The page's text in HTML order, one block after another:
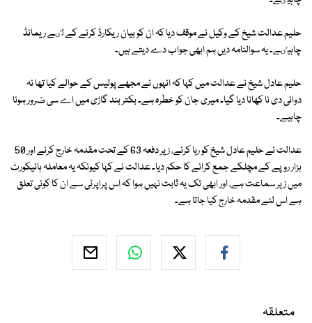
حلیم عدالت شیخ کے وکیل نے موقف دیا کہ ان کو بیان ریکارڈ کرنے کے لٸے ریمانڈ
چاہیٸے۔ یہ سوالنامہ دیں ہم ابھی جواب دے دیتے ہیں۔
حلیم عادل شیخ نے عدالت میں کہا کہ انہوں نے مجھے پولیس کے حوالے کیا تھا نہ
دوائی دی نا کھانا دیا گیا۔ میری جان کو خطرہ ہے۔ بکتر بند گاڑی میں اے سی ضرور ہونا
چاہیے۔
عدالت نے حلیم عادل شیخ کو رہا کرنے، زیر دفعہ 63 کے تحت مقدمہ خارج کرنے اور 50
ہزار روپے کے مچلکے جمع کرانے کا حکم دیا۔ عدالت نے کہا کیونکہ یہ معاملہ ہائیکورٹ
میں زیر سماعت ہے، اور ابھی تک یہ ثابت نہیں ہوا کہ اس پراپرٹی سے ان کا کوئی تعلق
ہے اس لئے مقدمہ خارج کیا جاتا ہے۔
متعلقہ